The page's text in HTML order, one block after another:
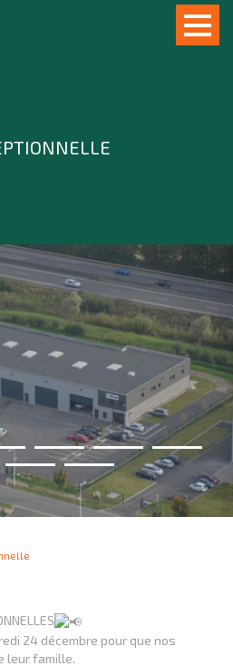
24 décembre pour que nos
leur famille.